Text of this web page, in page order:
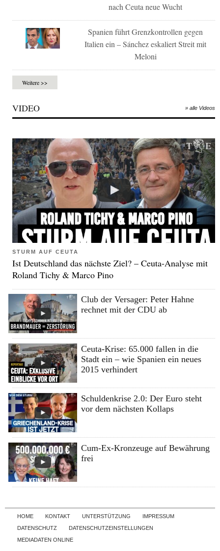
nach Ceuta neue Wucht
Spanien führt Grenzkontrollen gegen
Italien ein – Sánchez eskaliert Streit mit
Meloni
Weitere >>
VIDEO » alle Videos
STURM AUF CEUTA
Ist Deutschland das nächste Ziel? – Ceuta-Analyse mit
Roland Tichy & Marco Pino
Club der Versager: Peter Hahne
rechnet mit der CDU ab
Ceuta-Krise: 65.000 fallen in die
Stadt ein – wie Spanien ein neues
2015 verhindert
Schuldenkrise 2.0: Der Euro steht
vor dem nächsten Kollaps
Cum-Ex-Kronzeuge auf Bewährung
frei
Skip to content
HOME KONTAKT UNTERSTÜTZUNG
IMPRESSUM
DATENSCHUTZ
DATENSCHUTZEINSTELLUNGEN
MEDIADATEN ONLINE